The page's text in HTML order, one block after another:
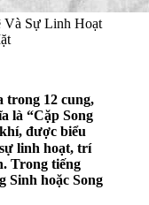
Và Sự Linh Hoạt
trong 12 cung,
là “Cặp Song
được biểu
linh hoạt, trí
Trong tiếng
Sinh hoặc Song